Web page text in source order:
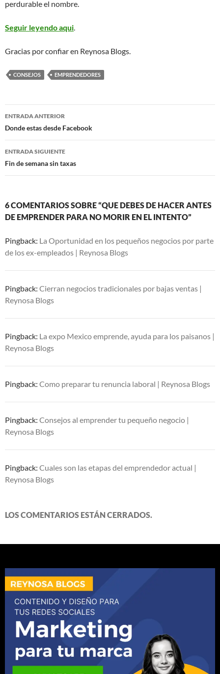
perdurable el nombre.
Seguir leyendo aqui.
Gracias por confiar en Reynosa Blogs.
CONSEJOS EMPRENDEDORES
Navegación
de
entradas
ENTRADA ANTERIOR
Donde estas desde Facebook
ENTRADA SIGUIENTE
Fin de semana sin taxas
6 COMENTARIOS SOBRE “QUE DEBES DE HACER ANTES
DE EMPRENDER PARA NO MORIR EN EL INTENTO”
Pingback: La Oportunidad en los pequeños negocios por parte
de los ex-empleados | Reynosa Blogs
Pingback: Cierran negocios tradicionales por bajas ventas |
Reynosa Blogs
Pingback: La expo Mexico emprende, ayuda para los paisanos |
Reynosa Blogs
Pingback: Como preparar tu renuncia laboral | Reynosa Blogs
Pingback: Consejos al emprender tu pequeño negocio |
Reynosa Blogs
Pingback: Cuales son las etapas del emprendedor actual |
Reynosa Blogs
LOS COMENTARIOS ESTÁN CERRADOS.